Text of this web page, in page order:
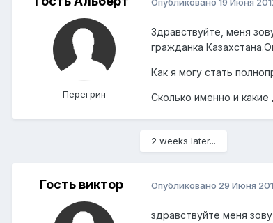
Перегрин
Здравствуйте, меня
гражданка
Как я могу стать
Сколько именно и
2 weeks later...
Гость виктор Опубликовано 29 Июня
здравствуйте меня